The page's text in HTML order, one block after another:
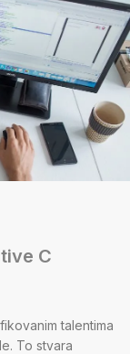
C
talentima
To stvara